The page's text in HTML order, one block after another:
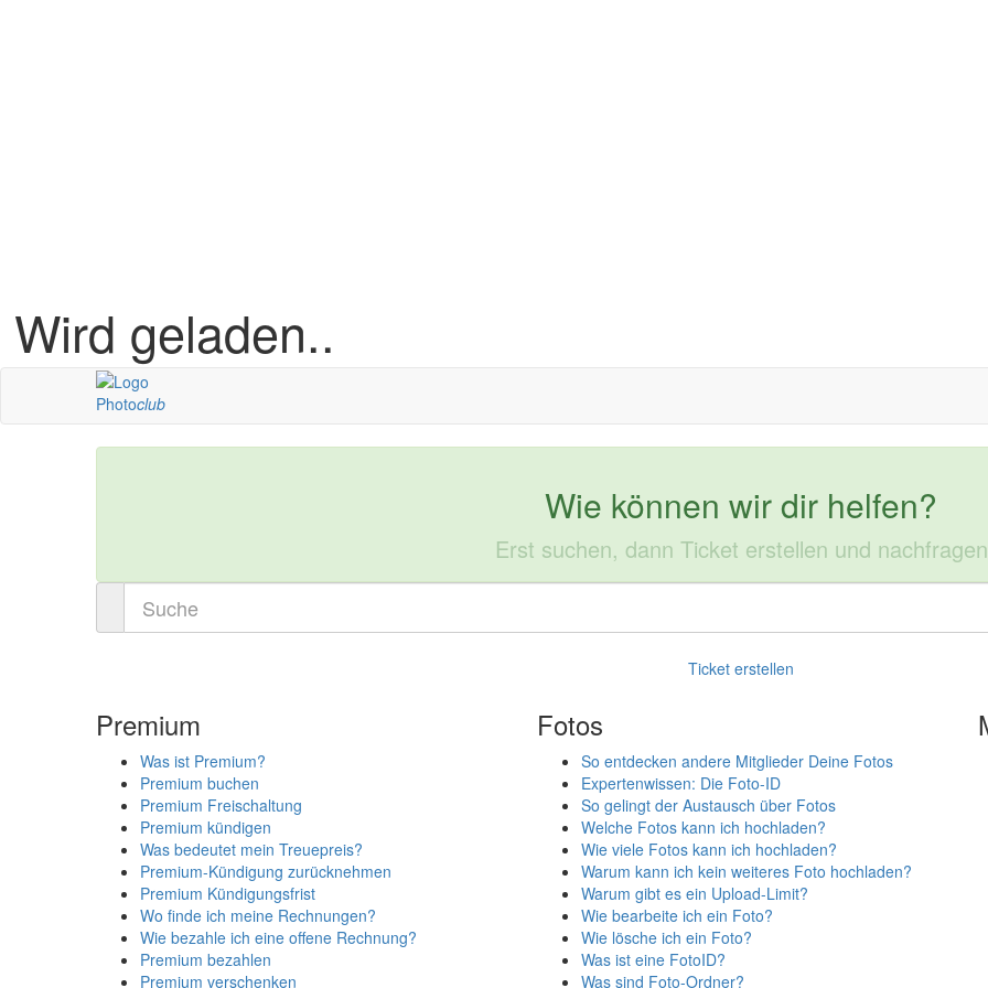
Wird geladen..
Photoclub
Wie können wir dir helfen?
Erst suchen, dann Ticket erstellen und nachfragen
Ticket erstellen
Premium
Was ist Premium?
Premium buchen
Premium Freischaltung
Premium kündigen
Was bedeutet mein Treuepreis?
Premium-Kündigung zurücknehmen
Premium Kündigungsfrist
Wo finde ich meine Rechnungen?
Wie bezahle ich eine offene Rechnung?
Premium bezahlen
Premium verschenken
Fotos
So entdecken andere Mitglieder Deine Fotos
Expertenwissen: Die Foto-ID
So gelingt der Austausch über Fotos
Welche Fotos kann ich hochladen?
Wie viele Fotos kann ich hochladen?
Warum kann ich kein weiteres Foto hochladen?
Warum gibt es ein Upload-Limit?
Wie bearbeite ich ein Foto?
Wie lösche ich ein Foto?
Was ist eine FotoID?
Was sind Foto-Ordner?